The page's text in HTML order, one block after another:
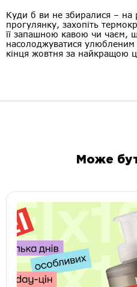
Куди б ви не збиралися – на
прогулянку, захопіть
її запашною кавою чи чаєм,
насолоджуватися улюбленим
кінця жовтня за найкращою
Може